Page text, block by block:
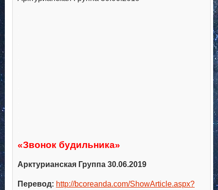
«Звонок будильника»
Арктурианская Группа 30.06.2019
Перевод: http://bcoreanda.com/ShowArticle.aspx?